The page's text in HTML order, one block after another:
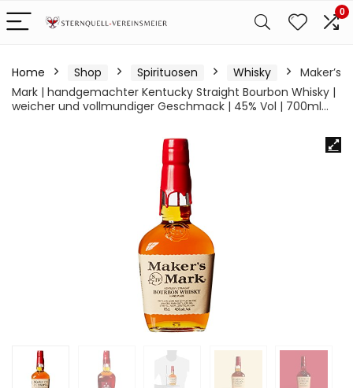
0
Home Shop Spirituosen Whisky
Maker’s
Mark | handgemachter Kentucky Straight Bourbon Whisky |
weicher und vollmundiger Geschmack | 45% Vol | 700ml…